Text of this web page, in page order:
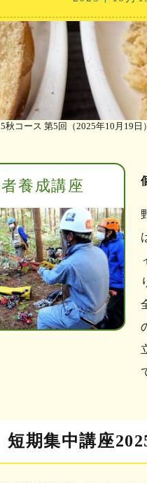
秋コース 第5回（2025年10月19日）
養成講座
短期集中講座